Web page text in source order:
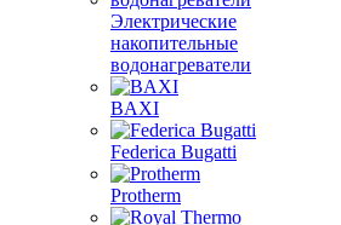
Электрические
накопительные
водонагреватели
BAXI
Federica Bugatti
Protherm